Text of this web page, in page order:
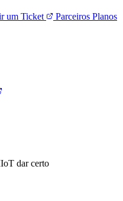
um Ticket Parceiros Planos
dar certo